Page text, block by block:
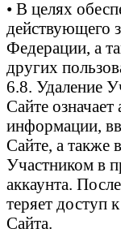
• В целях
действующего
Федерации, а
других
6.8. Удаление
Сайте означает
информации,
Сайте, а также
Участником в
аккаунта.
теряет доступ
Сайта.